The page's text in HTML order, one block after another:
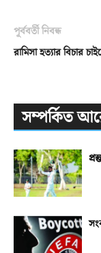
পূর্ববর্তী নিবন্ধ
রামিসা হত্যার বিচার
সম্পর্কিত